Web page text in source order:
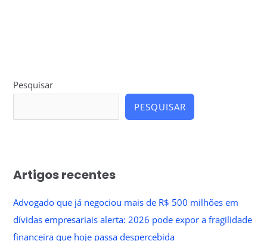
Pesquisar
PESQUISAR
Artigos recentes
Advogado que já negociou mais de R$ 500 milhões em
dívidas empresariais alerta: 2026 pode expor a fragilidade
financeira que hoje passa despercebida